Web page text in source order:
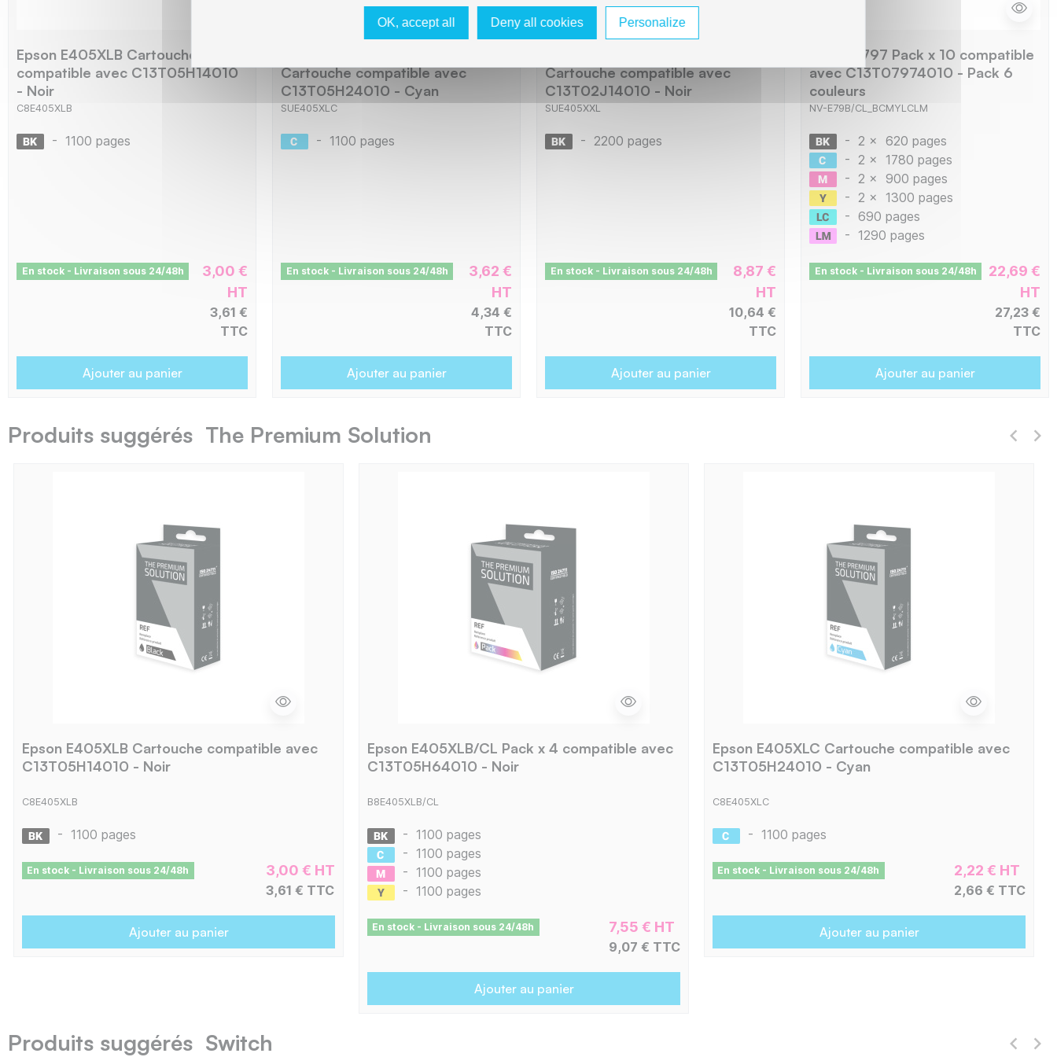
Epson E405XLB Cartouche
compatible avec C13T05H14010
- Noir
C8E405XLB
- 1100 pages
En stock - Livraison sous 24/48h
3,00 €
HT
3,61 €
TTC
Ajouter au panier
Cartouche compatible avec
C13T05H24010 - Cyan
SUE405XLC
- 1100 pages
En stock - Livraison sous 24/48h
3,62 €
HT
4,34 €
TTC
Ajouter au panier
Cartouche compatible avec
C13T02J14010 - Noir
SUE405XXL
- 2200 pages
En stock - Livraison sous 24/48h
8,87 €
HT
10,64 €
TTC
Ajouter au panier
Epson E797 Pack x 10 compatible
avec C13T07974010 - Pack 6
couleurs
NV-E79B/CL_BCMYLCLM
- 2 x 620 pages
- 2 x 1780 pages
- 2 x 900 pages
- 2 x 1300 pages
- 690 pages
- 1290 pages
En stock - Livraison sous 24/48h
22,69 €
HT
27,23 €
TTC
Ajouter au panier
Produits suggérés The Premium Solution
Epson E405XLB Cartouche compatible avec
C13T05H14010 - Noir
C8E405XLB
- 1100 pages
En stock - Livraison sous 24/48h 3,00 € HT
3,61 € TTC
Ajouter au panier
Epson E405XLB/CL Pack x 4 compatible avec
C13T05H64010 - Noir
B8E405XLB/CL
- 1100 pages
- 1100 pages
- 1100 pages
- 1100 pages
En stock - Livraison sous 24/48h 7,55 € HT
9,07 € TTC
Ajouter au panier
Epson E405XLC Cartouche compatible avec
C13T05H24010 - Cyan
C8E405XLC
- 1100 pages
En stock - Livraison sous 24/48h 2,22 € HT
2,66 € TTC
Ajouter au panier
Produits suggérés Switch
OK, accept all Deny all cookies Personalize